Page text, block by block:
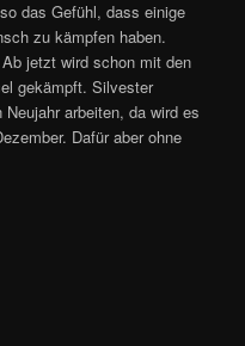
das Gefühl, dass einige
zu kämpfen haben.
Ab jetzt wird schon mit den
gekämpft. Silvester
arbeiten, da wird es
Dafür aber ohne